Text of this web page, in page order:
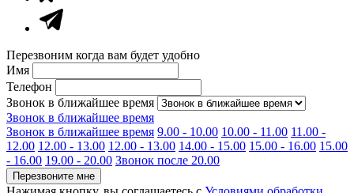
Перезвоним когда вам будет удобно
Имя
Телефон
Звонок в ближайшее время
Звонок в ближайшее время
Звонок в ближайшее время 9.00 - 10.00 10.00 - 11.00 11.00 -
12.00 12.00 - 13.00 12.00 - 13.00 14.00 - 15.00 15.00 - 16.00 15.00
- 16.00 19.00 - 20.00 Звонок после 20.00
Перезвоните мне